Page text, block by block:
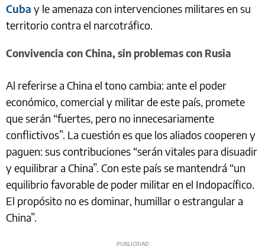
Cuba y le amenaza con intervenciones militares en su
territorio contra el narcotráfico.
Convivencia con China, sin problemas con Rusia
Al referirse a China el tono cambia: ante el poder
económico, comercial y militar de este país, promete
que serán “fuertes, pero no innecesariamente
conflictivos”. La cuestión es que los aliados cooperen y
paguen: sus contribuciones “serán vitales para disuadir
y equilibrar a China”. Con este país se mantendrá “un
equilibrio favorable de poder militar en el Indopacífico.
El propósito no es dominar, humillar o estrangular a
China”.